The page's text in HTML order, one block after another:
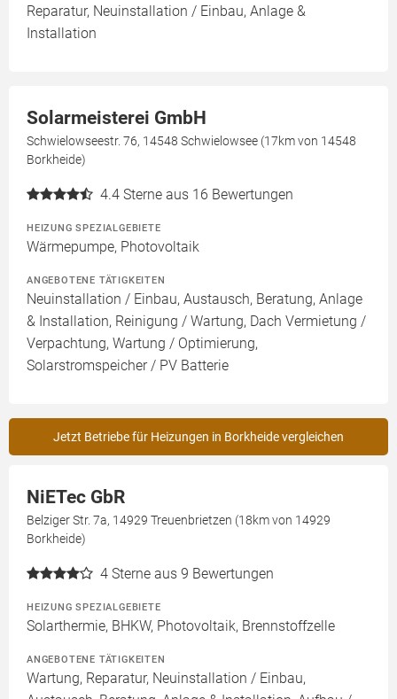
Reparatur, Neuinstallation / Einbau, Anlage &
Installation
Solarmeisterei GmbH
Schwielowseestr. 76, 14548 Schwielowsee (17km von 14548
Borkheide)
4.4 Sterne aus 16 Bewertungen
HEIZUNG SPEZIALGEBIETE
Wärmepumpe, Photovoltaik
ANGEBOTENE TÄTIGKEITEN
Neuinstallation / Einbau, Austausch, Beratung, Anlage
& Installation, Reinigung / Wartung, Dach Vermietung /
Verpachtung, Wartung / Optimierung,
Solarstromspeicher / PV Batterie
Jetzt Betriebe für Heizungen in Borkheide vergleichen
NiETec GbR
Belziger Str. 7a, 14929 Treuenbrietzen (18km von 14929
Borkheide)
4 Sterne aus 9 Bewertungen
HEIZUNG SPEZIALGEBIETE
Solarthermie, BHKW, Photovoltaik, Brennstoffzelle
ANGEBOTENE TÄTIGKEITEN
Wartung, Reparatur, Neuinstallation / Einbau,